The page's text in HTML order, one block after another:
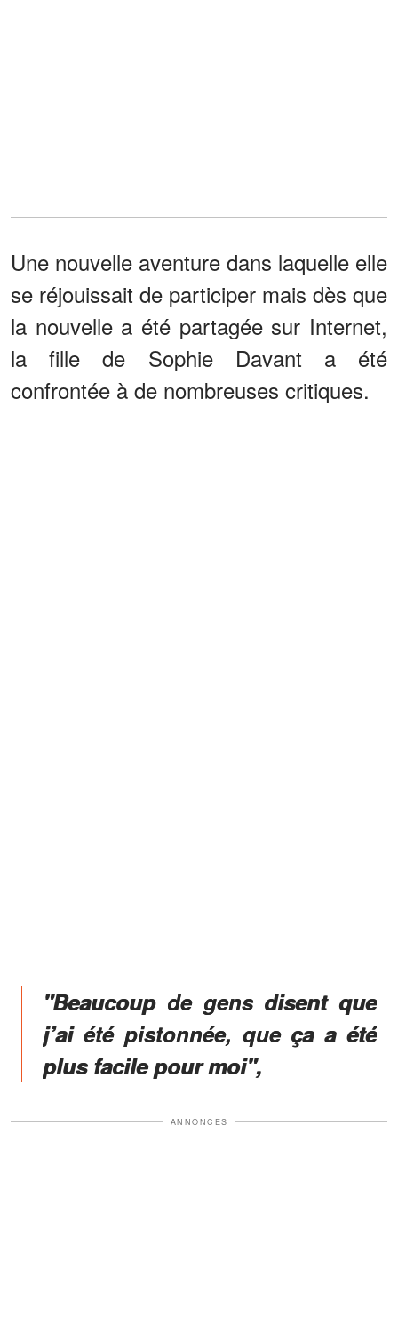
Une nouvelle aventure dans laquelle elle
se réjouissait de participer mais dès que
la nouvelle a été partagée sur Internet,
la fille de Sophie Davant a été
confrontée à de nombreuses critiques.
"Beaucoup de gens disent que
j’ai été pistonnée, que ça a été
plus facile pour moi",
ANNONCES